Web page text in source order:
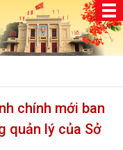
chính mới ban
quản lý của Sở